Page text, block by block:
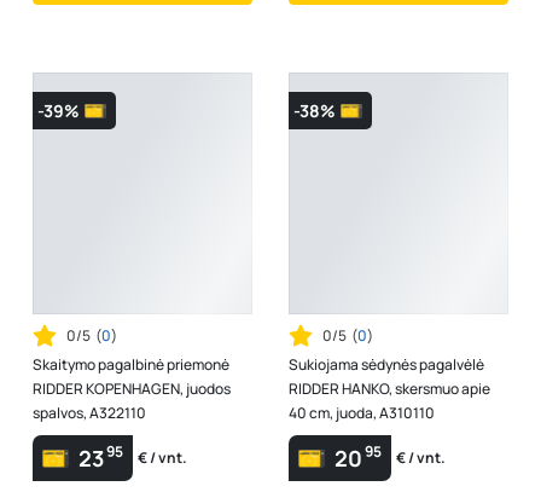
-39%
0/5 (0)
Skaitymo pagalbinė priemonė
RIDDER KOPENHAGEN, juodos
spalvos, A322110
2395 € / vnt.
-38%
0/5 (0)
Sukiojama sėdynės pagalvėlė
RIDDER HANKO, skersmuo apie
40 cm, juoda, A310110
2095 € / vnt.